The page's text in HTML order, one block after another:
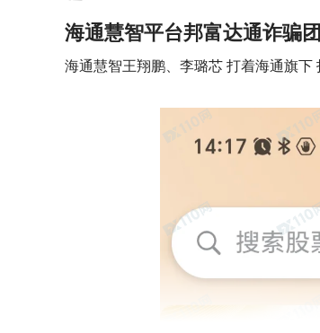
海通慧智平台邦富达通诈骗
海通慧智王翔鹏、李璐芯 打着海通旗